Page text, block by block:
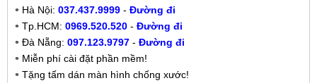
Hà Nội: 037.437.9999 - Đường đi
Tp.HCM: 0969.520.520 - Đường đi
Đà Nẵng: 097.123.9797 - Đường đi
Miễn phí cài đặt phần mềm!
Tặng tấm dán màn hình chống xước!